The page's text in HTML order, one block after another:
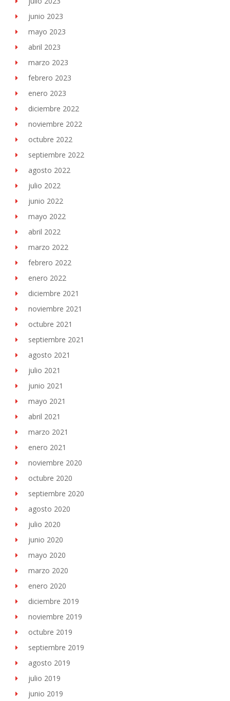
junio 2023
mayo 2023
abril 2023
marzo 2023
febrero 2023
enero 2023
diciembre 2022
noviembre 2022
octubre 2022
septiembre 2022
agosto 2022
julio 2022
junio 2022
mayo 2022
abril 2022
marzo 2022
febrero 2022
enero 2022
diciembre 2021
noviembre 2021
octubre 2021
septiembre 2021
agosto 2021
julio 2021
junio 2021
mayo 2021
abril 2021
marzo 2021
enero 2021
noviembre 2020
octubre 2020
septiembre 2020
agosto 2020
julio 2020
junio 2020
mayo 2020
marzo 2020
enero 2020
diciembre 2019
noviembre 2019
octubre 2019
septiembre 2019
agosto 2019
julio 2019
junio 2019